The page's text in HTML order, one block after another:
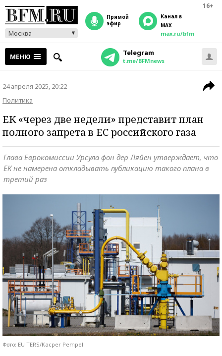
16+
Москва
прямой
эфир
Канал в
MAX
max.ru/bfm
МЕНЮ Telegram
t.me/BFMnews
24 апреля 2025, 20:22
Политика
ЕК «через две недели» представит план
полного запрета в ЕС российского газа
Глава Еврокомиссии Урсула фон дер Ляйен утверждает, что
ЕК не намерена откладывать публикацию такого плана в
третий раз
Фото: EU TERS/Kacper Pempel